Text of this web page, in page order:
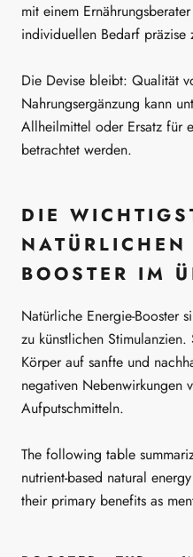
mit einem
individuellen Bedarf präzise
Die Devise bleibt: Qualität
Nahrungsergänzung kann
Allheilmittel oder Ersatz für
betrachtet werden.
DIE
NATÜRLICHEN
BOOSTER IM
Natürliche Energie-Booster
zu künstlichen Stimulanzien.
Körper auf sanfte und
negativen Nebenwirkungen
Aufputschmitteln.
The following table
nutrient-based natural
their primary benefits as